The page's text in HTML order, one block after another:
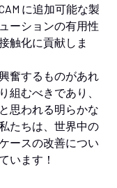
に追加可能な製
ーションの有用性
触化に貢献しま
奮するものがあれ
組むべきであり、
思われる明らかな
たちは、世界中の
ースの改善につい
います！